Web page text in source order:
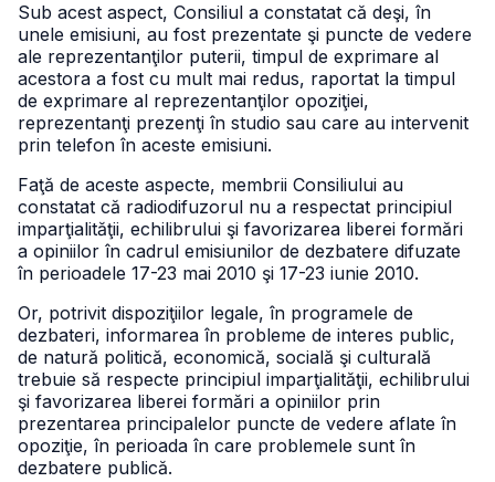
Sub acest aspect, Consiliul a constatat că deşi, în
unele emisiuni, au fost prezentate şi puncte de vedere
ale reprezentanţilor puterii, timpul de exprimare al
acestora a fost cu mult mai redus, raportat la timpul
de exprimare al reprezentanţilor opoziţiei,
reprezentanţi prezenţi în studio sau care au intervenit
prin telefon în aceste emisiuni.
Faţă de aceste aspecte, membrii Consiliului au
constatat că radiodifuzorul nu a respectat principiul
imparţialităţii, echilibrului şi favorizarea liberei formări
a opiniilor în cadrul emisiunilor de dezbatere difuzate
în perioadele 17-23 mai 2010 şi 17-23 iunie 2010.
Or, potrivit dispoziţiilor legale, în programele de
dezbateri, informarea în probleme de interes public,
de natură politică, economică, socială şi culturală
trebuie să respecte principiul imparţialităţii, echilibrului
şi favorizarea liberei formări a opiniilor prin
prezentarea principalelor puncte de vedere aflate în
opoziţie, în perioada în care problemele sunt în
dezbatere publică.